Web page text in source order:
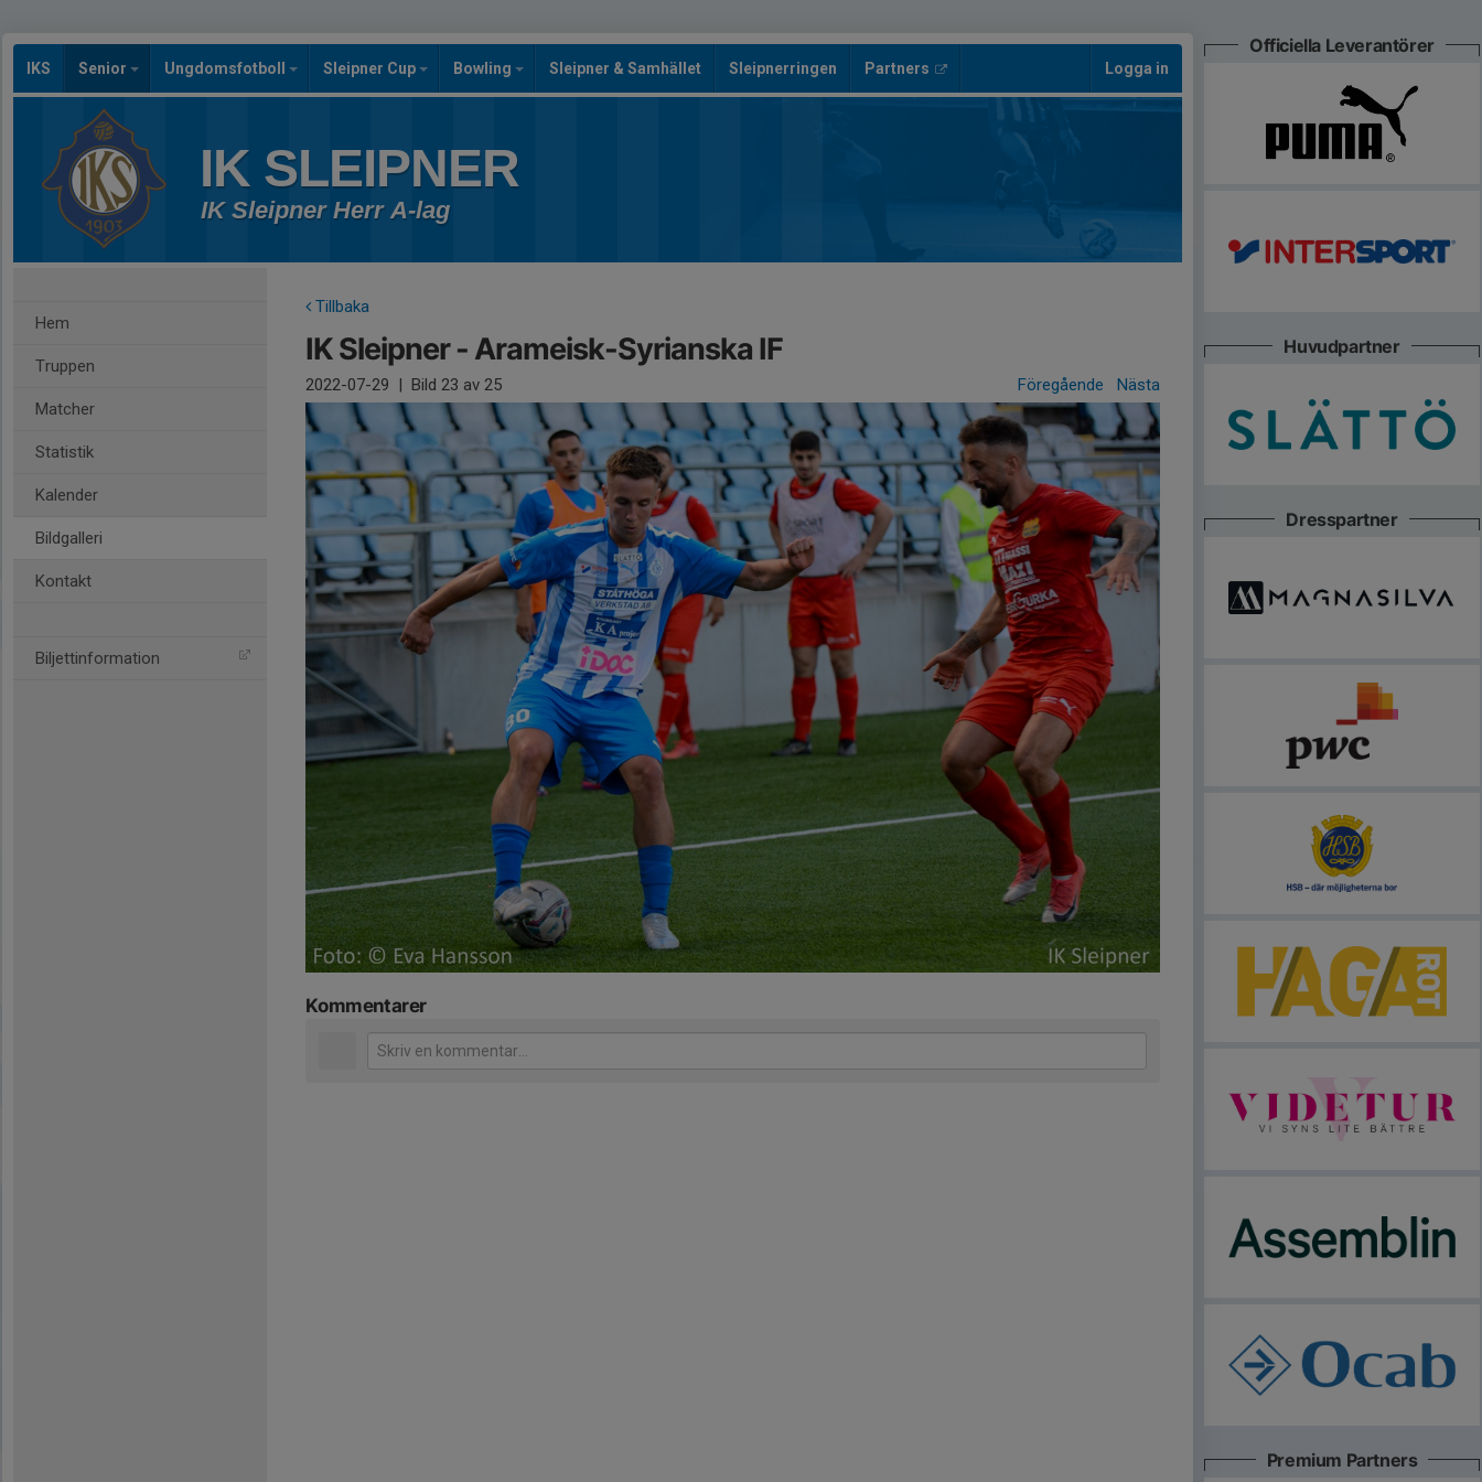
IKS Senior Ungdomsfotboll Sleipner Cup Bowling Sleipner & Samhället Sleipnerringen Partners Logga in
IK SLEIPNER
IK Sleipner Herr A-lag
Hem
Truppen
Matcher
Statistik
Kalender
Bildgalleri
Kontakt
Biljettinformation
Tillbaka
IK Sleipner - Arameisk-Syrianska IF
2022-07-29 | Bild 23 av 25 Föregående Nästa
Kommentarer
Officiella Leverantörer
Huvudpartner
Dresspartner
Premium Partners